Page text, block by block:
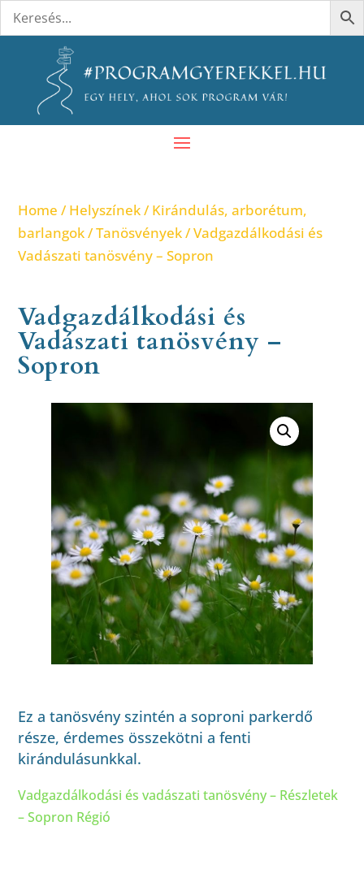
Home /Helyszínek/Kirándulás, arborétum,
barlangok/Tanösvények/ Vadgazdálkodási és
Vadászati tanösvény – Sopron
Vadgazdálkodási és
Vadászati tanösvény –
Sopron
Ez a tanösvény szintén a soproni parkerdő
része, érdemes összekötni a fenti
kirándulásunkkal.
Vadgazdálkodási és vadászati tanösvény – Részletek
– Sopron Régió